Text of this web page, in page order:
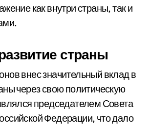
как внутри страны, так и
страны
внес значительный вклад в
через свою политическую
председателем Совета
Федерации, что дало